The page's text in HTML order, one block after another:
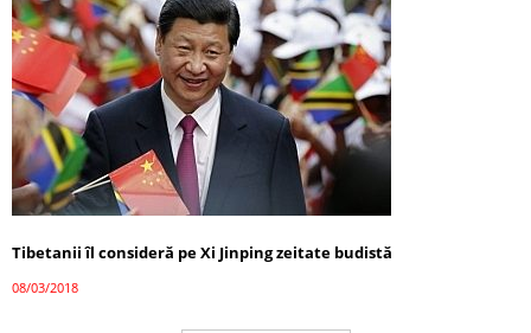
Tibetanii îl consideră pe Xi Jinping zeitate budistă
08/03/2018